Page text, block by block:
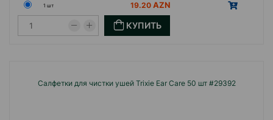
1 шт
19.20
КУПИТЬ
Салфетки для чистки ушей Trixie Ear Care 50 шт #29392